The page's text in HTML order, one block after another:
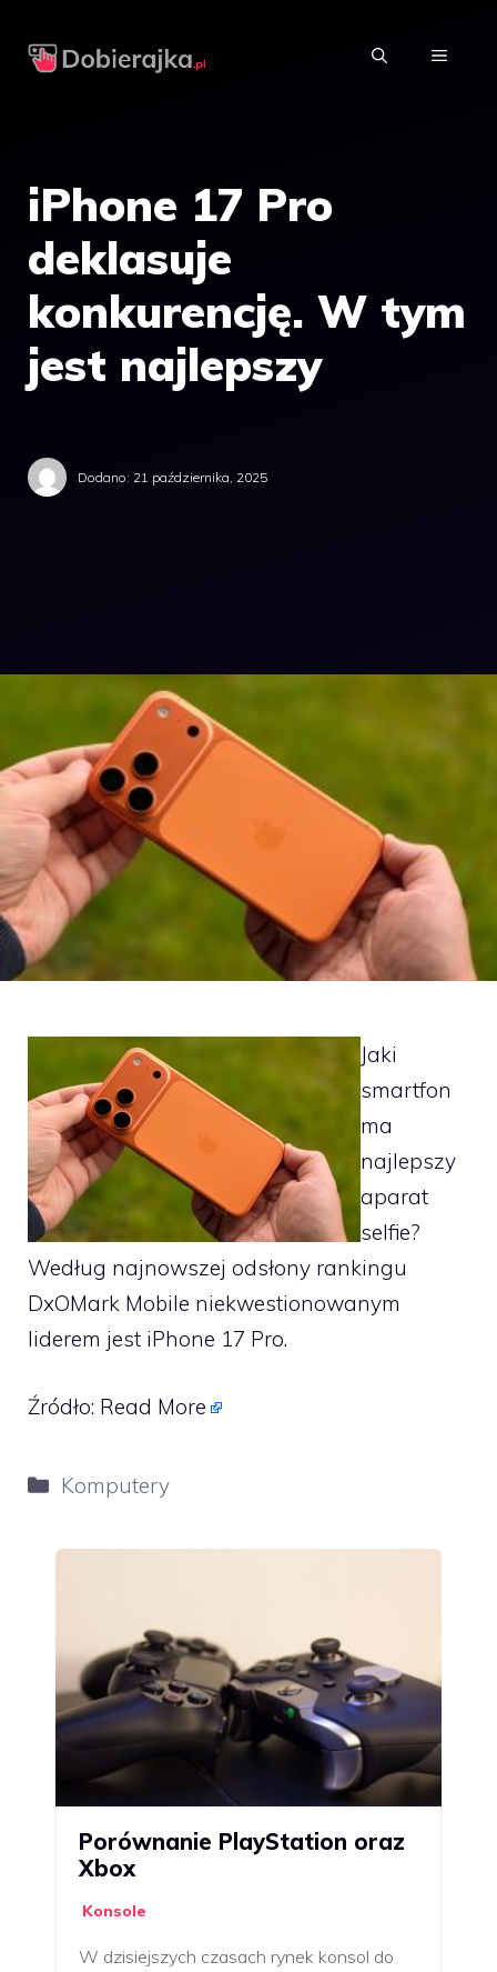
MENU
iPhone 17 Pro
deklasuje
konkurencję. W tym
jest najlepszy
Dodano: 21 października, 2025
Jaki
smartfon
ma
najlepszy
aparat
selfie?
Według najnowszej odsłony rankingu
DxOMark Mobile niekwestionowanym
liderem jest iPhone 17 Pro.
Źródło: Read More
Kategorie
Komputery
Porównanie PlayStation oraz
Xbox
Konsole
W dzisiejszych czasach rynek konsol do